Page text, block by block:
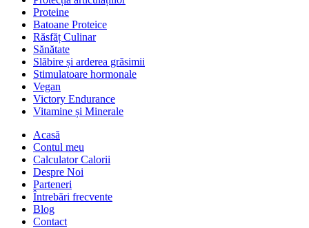
Proteine
Batoane Proteice
Răsfăț Culinar
Sănătate
Slăbire și arderea grăsimii
Stimulatoare hormonale
Vegan
Victory Endurance
Vitamine și Minerale
Acasă
Contul meu
Calculator Calorii
Despre Noi
Parteneri
Întrebări frecvente
Blog
Contact